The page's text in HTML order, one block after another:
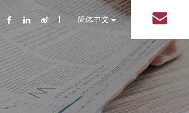
塑料瓶
料瓶
简体中文
English